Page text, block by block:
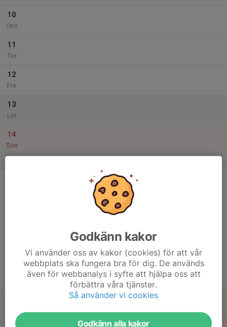
10
Ons
11
Tor
12
Fre
13
Lör
14
Sön
Godkänn kakor
Vi använder oss av kakor (cookies) för att vår
webbplats ska fungera bra för dig. De används
även för webbanalys i syfte att hjälpa oss att
förbättra våra tjänster.
Så använder vi cookies
Godkänn alla kakor